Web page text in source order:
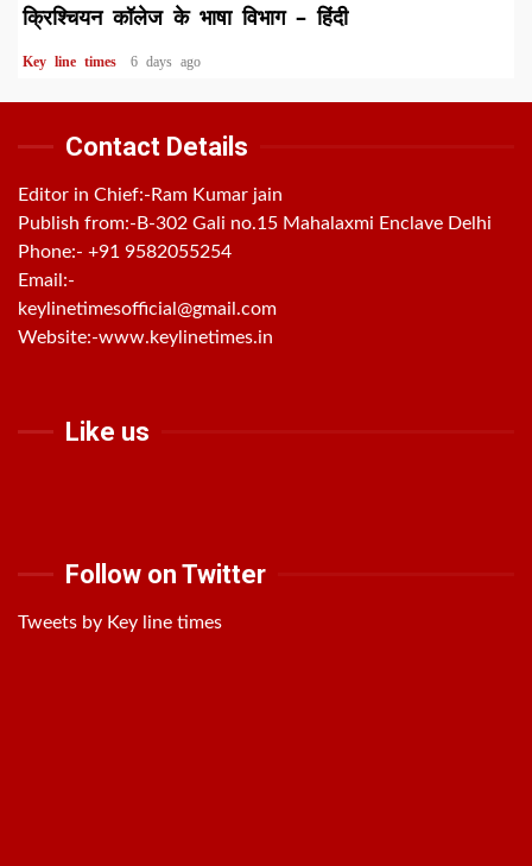
क्रिश्चियन कॉलेज के भाषा विभाग – हिंदी
Key line times 6 days ago
Contact Details
Editor in Chief:-Ram Kumar jain
Publish from:- B-302 Gali no.15 Mahalaxmi Enclave Delhi
Phone:- +91 9582055254
Email:-
keylinetimesofficial@gmail.com
Website:-www.keylinetimes.in
Like us
Follow on Twitter
Tweets by Key line times